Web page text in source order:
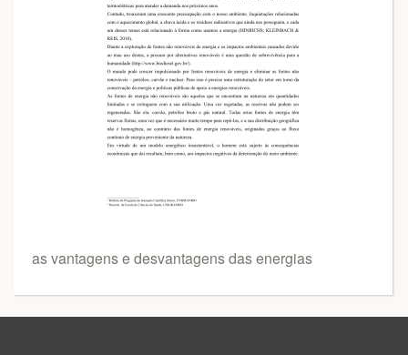
as vantagens e desvantagens das energias